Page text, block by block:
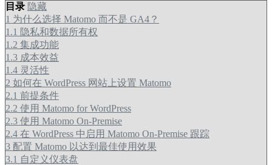
目录 隐藏
1 为什么选择 Matomo 而不是 GA4？
1.1 隐私和数据所有权
1.2 集成功能
1.3 成本效益
1.4 灵活性
2 如何在 WordPress 网站上设置 Matomo
2.1 前提条件
2.2 使用 Matomo for WordPress
2.3 使用 Matomo On-Premise
2.4 在 WordPress 中启用 Matomo On-Premise 跟踪
3 配置 Matomo 以达到最佳使用效果
3.1 自定义仪表盘